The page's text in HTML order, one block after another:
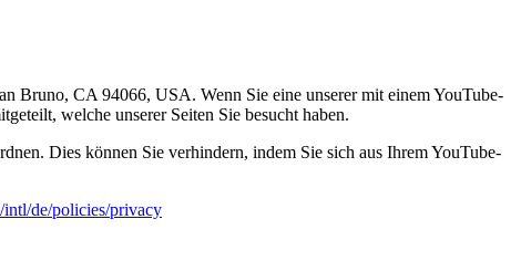
Bruno, CA 94066, USA. Wenn Sie eine unserer mit einem YouTube-
welche unserer Seiten Sie besucht haben.
Dies können Sie verhindern, indem Sie sich aus Ihrem YouTube-
de/policies/privacy